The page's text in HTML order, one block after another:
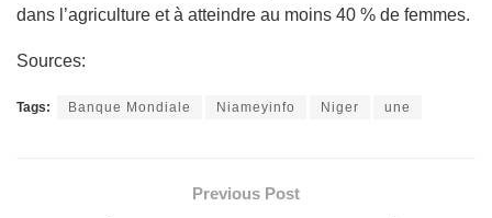
dans l’agriculture et à atteindre au moins 40 % de femmes.
Sources:
Tags: Banque Mondiale Niameyinfo Niger une
Previous Post